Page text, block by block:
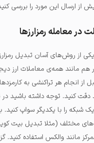
از ارسال این مورد را بررسی
معامله رمزارزها
از روش‌های آسان تبدیل رمزارز
هم مانند همه‌‌‌ی معاملات ارز
انجام هر تراکنشی به کارمزدها
دقت کنید. توجه داشته باشید
را با یکدیگر سواپ کنید.
مختلف (مثلا تبدیل بیت
مانند والکس استفاده کنید.